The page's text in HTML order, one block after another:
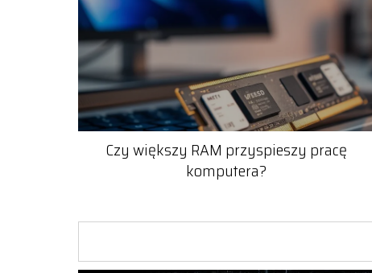
Czy większy RAM przyspieszy pracę
komputera?